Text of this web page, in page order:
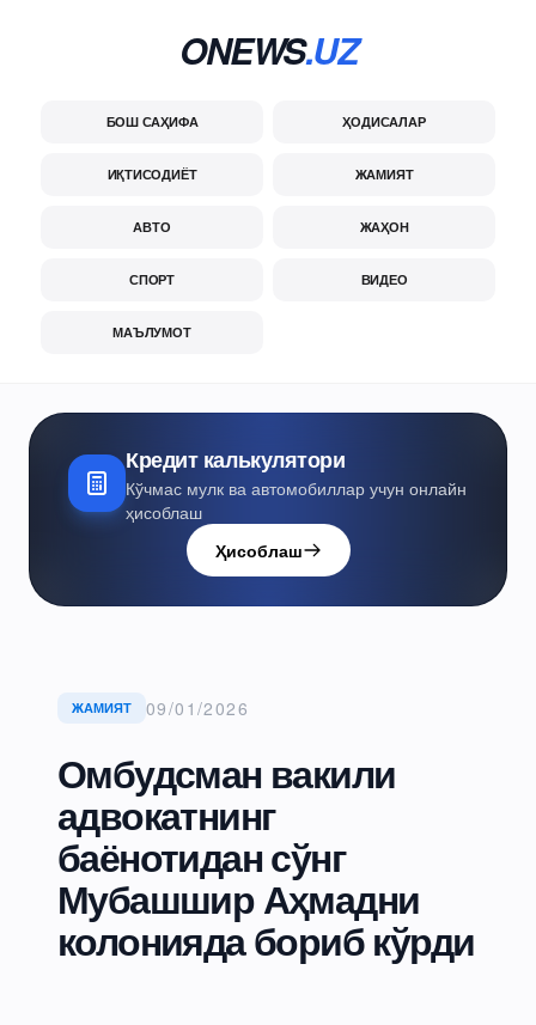
ONEWS.UZ
БОШ САҲИФА ҲОДИСАЛАР
ИҚТИСОДИЁТ ЖАМИЯТ
АВТО ЖАҲОН
СПОРТ ВИДЕО
МАЪЛУМОТ
Кредит калькулятори
Кўчмас мулк ва автомобиллар учун онлайн
ҳисоблаш
Ҳисоблаш
ЖАМИЯТ 09/01/2026
Омбудсман вакили
адвокатнинг
баёнотидан сўнг
Мубашшир Аҳмадни
колонияда бориб кўрди